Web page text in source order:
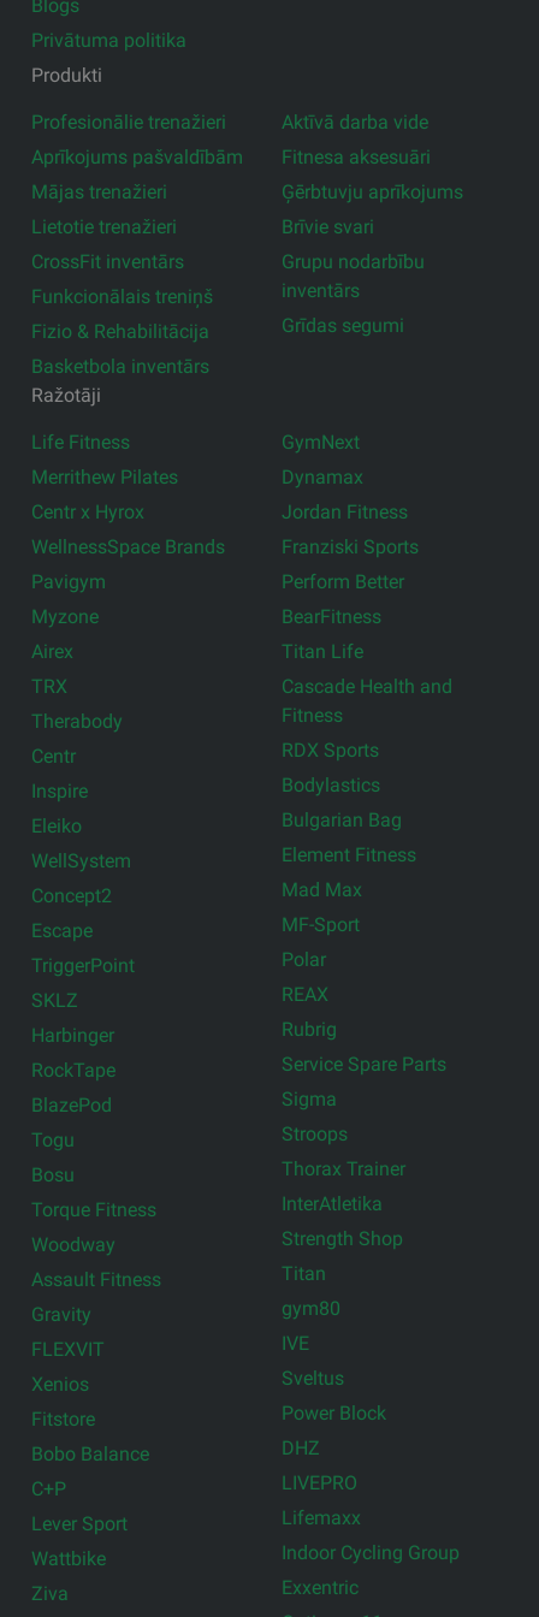
Blogs
Privātuma politika
Produkti
Profesionālie trenažieri
Aprīkojums pašvaldībām
Mājas trenažieri
Lietotie trenažieri
CrossFit inventārs
Funkcionālais treniņš
Fizio & Rehabilitācija
Basketbola inventārs
Aktīvā darba vide
Fitnesa aksesuāri
Ģērbtuvju aprīkojums
Brīvie svari
Grupu nodarbību
inventārs
Grīdas segumi
Ražotāji
Life Fitness
Merrithew Pilates
Centr x Hyrox
WellnessSpace Brands
Pavigym
Myzone
Airex
TRX
Therabody
Centr
Inspire
Eleiko
WellSystem
Concept2
Escape
TriggerPoint
SKLZ
Harbinger
RockTape
BlazePod
Togu
Bosu
Torque Fitness
Woodway
Assault Fitness
Gravity
FLEXVIT
Xenios
Fitstore
Bobo Balance
C+P
Lever Sport
Wattbike
Ziva
GymNext
Dynamax
Jordan Fitness
Franziski Sports
Perform Better
BearFitness
Titan Life
Cascade Health and
Fitness
RDX Sports
Bodylastics
Bulgarian Bag
Element Fitness
Mad Max
MF-Sport
Polar
REAX
Rubrig
Service Spare Parts
Sigma
Stroops
Thorax Trainer
InterAtletika
Strength Shop
Titan
gym80
IVE
Sveltus
Power Block
DHZ
LIVEPRO
Lifemaxx
Indoor Cycling Group
Exxentric